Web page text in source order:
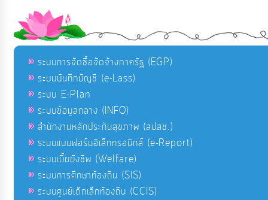
ระบบการจัดซื้อจัดจ้างภาครัฐ (EGP)
ระบบบันทึกบัญชี (e-Lass)
ระบบ E-Plan
ระบบข้อมูลกลาง (INFO)
สำนักงานหลักประกันสุขภาพ (สปสช.)
ระบบแบบฟอร์มอิเล็กทรอนิกส์ (e-Report)
ระบบเบี้ยยังชีพ (Welfare)
ระบบการศึกษาท้องถิ่น (SIS)
ระบบศูนย์เด็กเล็กท้องถิ่น (CCIS)